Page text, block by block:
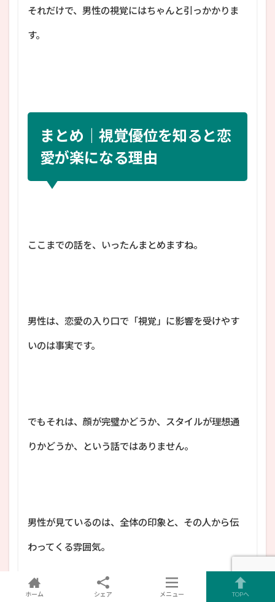
それだけで、男性の視覚にはちゃんと引っかかりま
す。
まとめ｜視覚優位を知ると恋
愛が楽になる理由
ここまでの話を、いったんまとめますね。
男性は、恋愛の入り口で「視覚」に影響を受けやす
いのは事実です。
でもそれは、顔が完璧かどうか、スタイルが理想通
りかどうか、という話ではありません。
男性が見ているのは、全体の印象と、その人から伝
わってくる雰囲気。
ホーム シェア メニュー TOPへ